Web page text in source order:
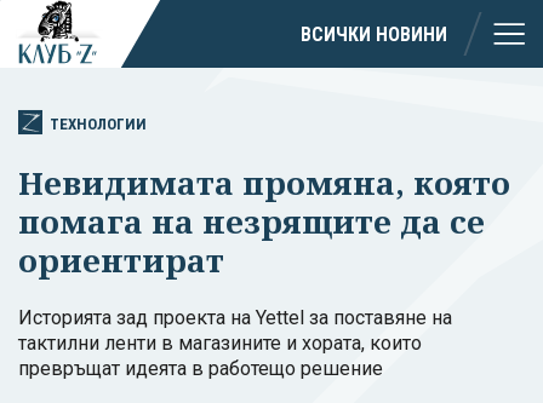
ВСИЧКИ НОВИНИ
ТЕХНОЛОГИИ
Невидимата промяна, която
помага на незрящите да се
ориентират
Историята зад проекта на Yettel за поставяне на
тактилни ленти в магазините и хората, които
превръщат идеята в работещо решение